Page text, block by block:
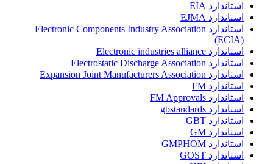
استاندارد EIA
استاندارد EJMA
استاندارد Electronic Components Industry Association
(ECIA)
استاندارد Electronic industries alliance
استاندارد Electrostatic Discharge Association
استاندارد Expansion Joint Manufacturers Association
استاندارد FM
استاندارد FM Approvals
استاندارد gbstandards
استاندارد GBT
استاندارد GM
استاندارد GMPHOM
استاندارد GOST